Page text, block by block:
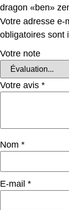
dragon «ben»
Votre adresse e-
obligatoires sont
Votre note
Votre avis *
Nom *
E-mail *